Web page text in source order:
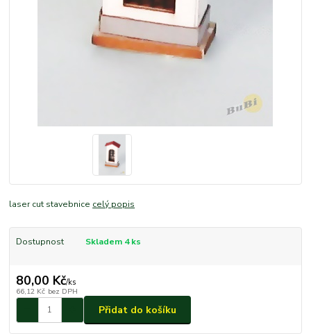
laser cut stavebnice celý popis
Dostupnost Skladem 4 ks
80,00 Kč/ks
66,12 Kč bez DPH
Přidat do košíku